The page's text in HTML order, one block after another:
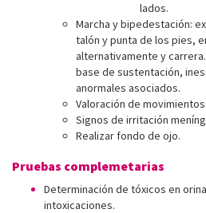
lados.
Marcha y bipedestación:
talón y punta de los pies,
alternativamente y
base de sustentación,
anormales asociados.
Valoración de
Signos de irritación
Realizar fondo de ojo.
Pruebas complemetarias
Determinación de tóxicos en
intoxicaciones.